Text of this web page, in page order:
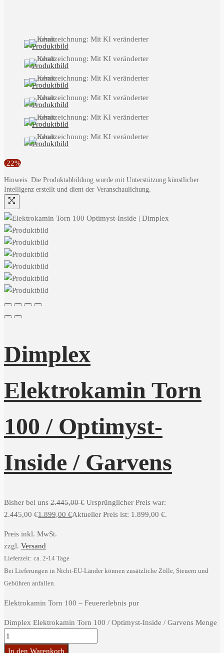
-22%
Hinweis: Die Produktabbildung wurde mit Unterstützung künstlicher
Intelligenz erstellt und dient der Veranschaulichung.
Dimplex
Elektrokamin Torn
100 / Optimyst-
Inside / Garvens
Bisher bei uns 2.445,00€ Ursprünglicher Preis war:
2.445,00 €1.899,00 €Aktueller Preis ist: 1.899,00 €.
Preis inkl. MwSt.
zzgl. Versand
Lieferzeit: ca. 2-14 Tage
Bei Lieferungen in Nicht-EU-Länder können zusätzliche Zölle, Steuern und
Gebühren anfallen.
Elektrokamin Torn 100 – Feuererlebnis pur
Dimplex Elektrokamin Torn 100 / Optimyst-Inside / Garvens Menge
In den Warenkorb